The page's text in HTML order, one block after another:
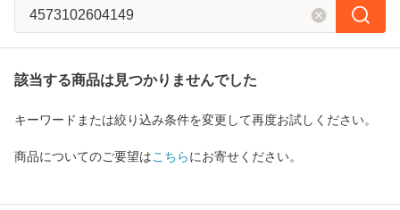
該当する商品は見つかりませんでした
キーワードまたは絞り込み条件を変更して再度お試しください。
商品についてのご要望はこちらにお寄せください。